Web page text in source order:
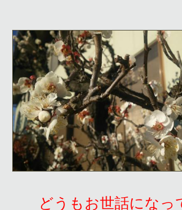
どうもお世話にな